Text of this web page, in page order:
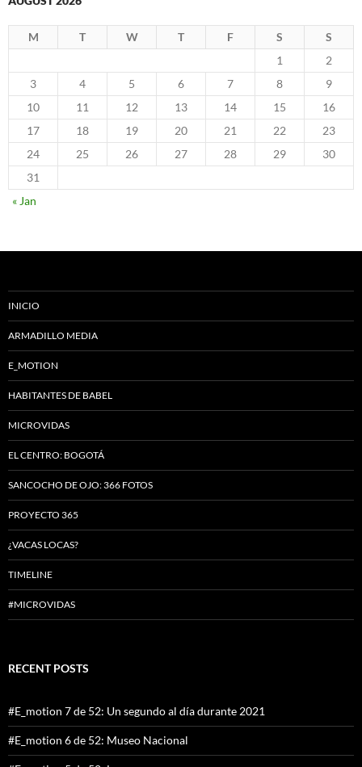
M T W T F S
S
1
2
3
4 5 6 7 8
9
10
11 12 13 14 15
16
17
18 19 20 21 22
23
24
25 26 27 28 29
30
31
« Jan
INICIO
ARMADILLO MEDIA
E_MOTION
HABITANTES DE BABEL
MICROVIDAS
EL CENTRO: BOGOTÁ
SANCOCHO DE OJO: 366 FOTOS
PROYECTO 365
¿VACAS LOCAS?
TIMELINE
#MICROVIDAS
RECENT POSTS
#E_motion 7 de 52: Un segundo al día durante 2021
#E_motion 6 de 52: Museo Nacional